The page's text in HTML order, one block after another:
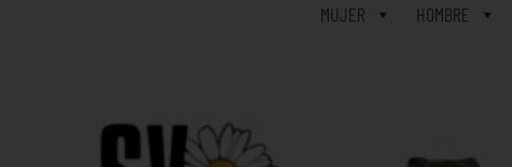
MUJER HOMBRE